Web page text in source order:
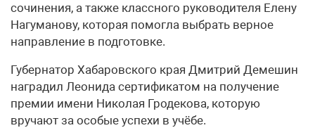
сочинения, а также классного руководителя Елену
Нагуманову, которая помогла выбрать верное
направление в подготовке.
Губернатор Хабаровского края Дмитрий Демешин
наградил Леонида сертификатом на получение
премии имени Николая Гродекова, которую
вручают за особые успехи в учёбе.